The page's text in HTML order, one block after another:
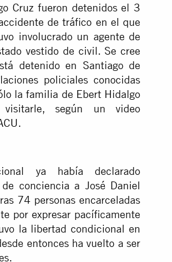
Cruz fueron detenidos el 3
de tráfico en el que
involucrado un agente de
vestido de civil. Se cree
detenido en Santiago de
policiales conocidas
la familia de Ebert Hidalgo
según un video
ya había declarado
conciencia a José Daniel
74 personas encarceladas
por expresar pacíficamente
la libertad condicional en
entonces ha vuelto a ser